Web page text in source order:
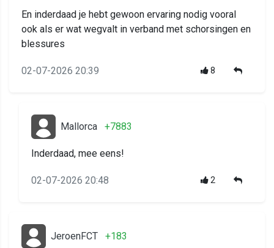
En inderdaad je hebt gewoon ervaring nodig vooral
ook als er wat wegvalt in verband met schorsingen en
blessures
02-07-2026 20:39 8
Mallorca +7883
Inderdaad, mee eens!
02-07-2026 20:48 2
JeroenFCT +183